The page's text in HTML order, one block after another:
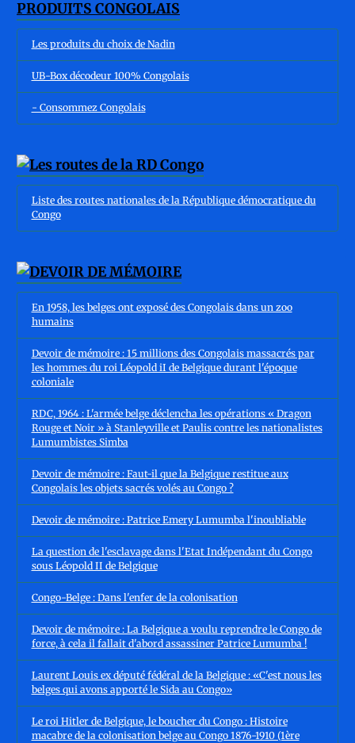
PRODUITS CONGOLAIS
Les produits du choix de Nadin
UB-Box décodeur 100% Congolais
- Consommez Congolais
Liste des routes nationales de la République démocratique du
Congo
En 1958, les belges ont exposé des Congolais dans un zoo
humains
Devoir de mémoire : 15 millions des Congolais massacrés par
les hommes du roi Léopold iI de Belgique durant l'époque
coloniale
RDC, 1964 : L'armée belge déclencha les opérations « Dragon
Rouge et Noir » à Stanleyville et Paulis contre les nationalistes
Lumumbistes Simba
Devoir de mémoire : Faut-il que la Belgique restitue aux
Congolais les objets sacrés volés au Congo ?
Devoir de mémoire : Patrice Emery Lumumba l'inoubliable
La question de l'esclavage dans l'Etat Indépendant du Congo
sous Léopold II de Belgique
Congo-Belge : Dans l'enfer de la colonisation
Devoir de mémoire : La Belgique a voulu reprendre le Congo de
force, à cela il fallait d'abord assassiner Patrice Lumumba !
Laurent Louis ex député fédéral de la Belgique : «C'est nous les
belges qui avons apporté le Sida au Congo»
Le roi Hitler de Belgique, le boucher du Congo : Histoire
macabre de la colonisation belge au Congo 1876-1910 (1ère